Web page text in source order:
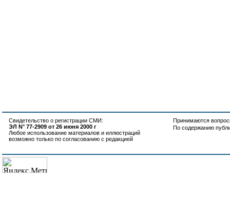
Свидетельство о регистрации СМИ:
ЭЛ N° 77-2909 от 26 июня 2000 г
Любое использование материалов и иллюстраций
возможно только по согласованию с редакцией
Принимаются
По содержанию